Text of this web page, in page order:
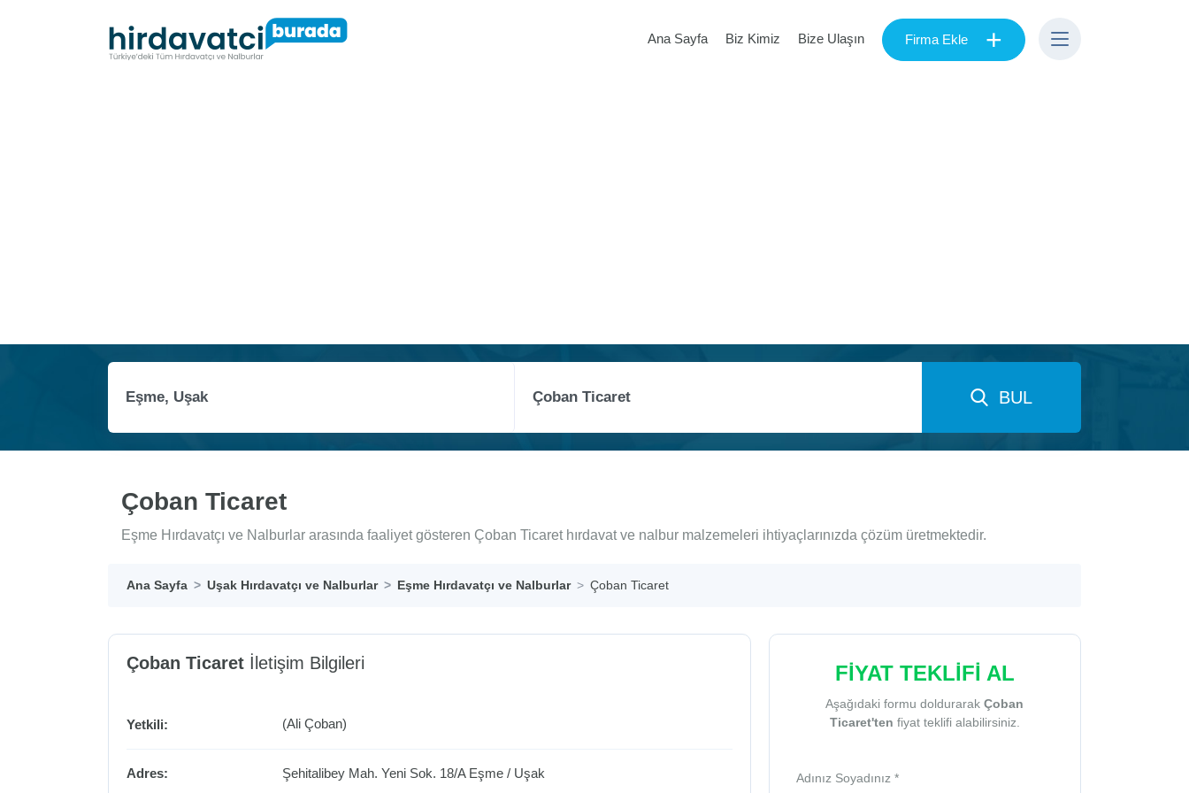
Ana Sayfa Biz Kimiz Bize Ulaşın Firma Ekle +
BUL
Çoban Ticaret
Eşme Hırdavatçı ve Nalburlar arasında faaliyet gösteren Çoban Ticaret hırdavat ve nalbur malzemeleri ihtiyaçlarınızda çözüm üretmektedir.
Ana Sayfa Uşak Hırdavatçı ve Nalburlar Eşme Hırdavatçı ve Nalburlar Çoban Ticaret
Çoban Ticaret İletişim Bilgileri
Yetkili: (Ali Çoban)
Adres: Şehitalibey Mah. Yeni Sok. 18/A Eşme / Uşak
FİYAT TEKLİFİ AL
Aşağıdaki formu doldurarakÇoban
Ticaret'ten fiyat teklifi alabilirsiniz.
Adınız Soyadınız *